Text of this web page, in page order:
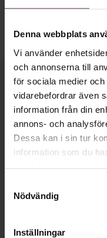
Denna webbplats
Vi använder
och annonserna till
för sociala medier
vidarebefordrar även
information från din
annons- och
Dessa kan i sin tur
information som du
Nödvändig
Inställningar
Håll dig
Våra
vecka
inspiration
och/eller
prenumerera